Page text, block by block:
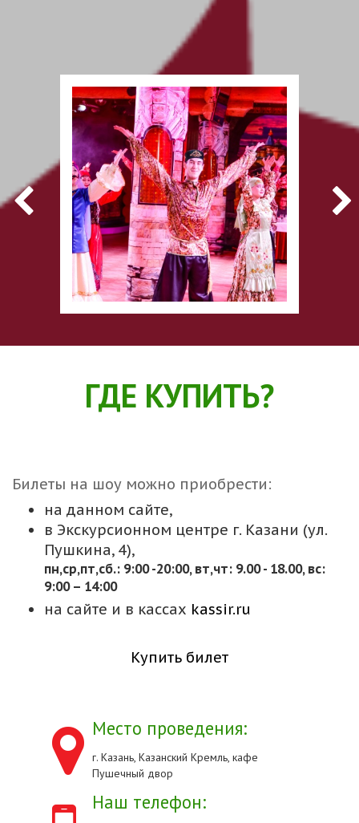
ГДЕ КУПИТЬ?
Билеты на шоу можно приобрести:
на данном сайте,
в Экскурсионном центре г. Казани (ул.
Пушкина, 4),
пн,cр,пт,сб.: 9:00 -20:00, вт,чт: 9.00 - 18.00, вс:
9:00 – 14:00
на сайте и в кассах kassir.ru
Купить билет
Место проведения:
г. Казань, Казанский Кремль, кафе
Пушечный двор
Наш телефон: